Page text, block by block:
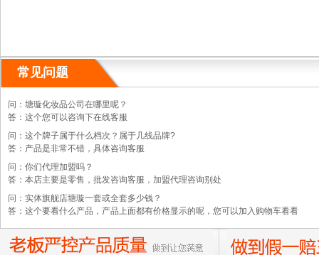
常见问题
问：塘璇化妆品公司在哪里呢？
答：这个您可以咨询下在线客服
问：这个牌子属于什么档次？属于几线品牌?
答：产品是非常不错，具体咨询客服
问：你们代理加盟吗？
答：本店主要是零售，批发咨询客服，加盟代理咨询别处
问：实体旗舰店塘璇一套或全套多少钱？
答：这个要看什么产品，产品上面都有价格显示的呢，您可以加入购物车看看